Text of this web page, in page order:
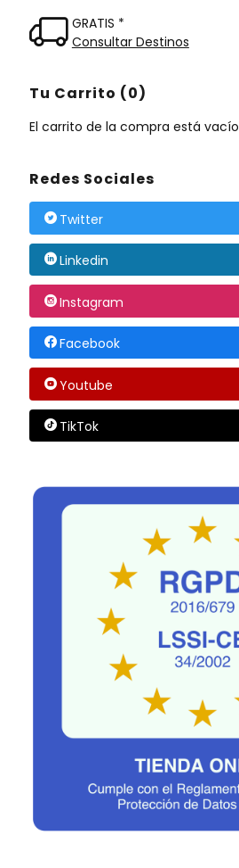
GRATIS *
Consultar Destinos
Tu Carrito (0)
El carrito de la compra está vacío
Redes Sociales
Twitter
Linkedin
Instagram
Facebook
Youtube
TikTok